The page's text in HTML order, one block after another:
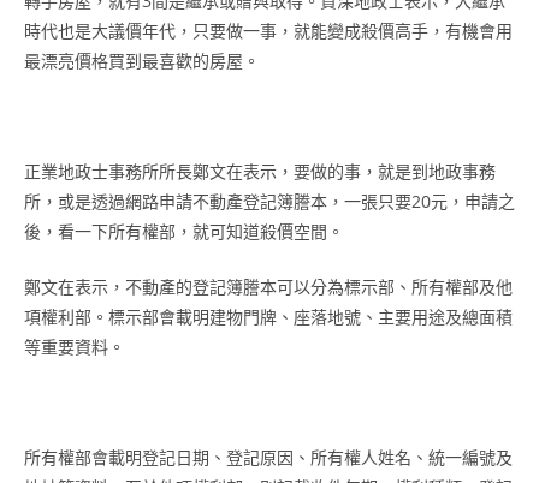
時代也是大議價年代，只要做一事，就能變成殺價高手，有機會用
最漂亮價格買到最喜歡的房屋。
正業地政士事務所所長鄭文在表示，要做的事，就是到地政事務
所，或是透過網路申請不動產登記簿謄本，一張只要20元，申請之
後，看一下所有權部，就可知道殺價空間。
鄭文在表示，不動產的登記簿謄本可以分為標示部、所有權部及他
項權利部。標示部會載明建物門牌、座落地號、主要用途及總面積
等重要資料。
所有權部會載明登記日期、登記原因、所有權人姓名、統一編號及